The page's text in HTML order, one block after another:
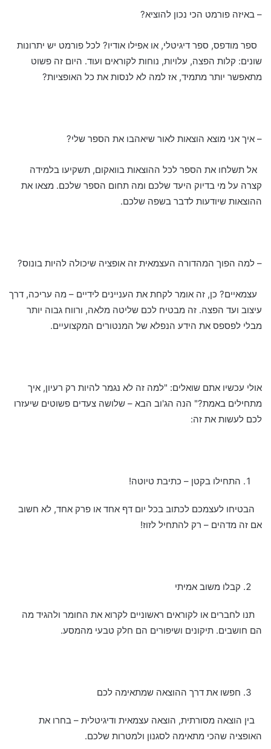
– באיזה פורמט הכי נכון להוציא?
ספר מודפס, ספר דיגיטלי, או אפילו אודיו? לכל פורמט יש יתרונות
שונים: קלות הפצה, עלויות, נוחות לקוראים ועוד. היום זה פשוט
מתאפשר יותר מתמיד, אז למה לא לנסות את כל האופציות?
– איך אני מוצא הוצאות לאור שיאהבו את הספר שלי?
אל תשלחו את הספר לכל ההוצאות בוואקום, תשקיעו בלמידה
קצרה על מי בדיוק היעד שלכם ומה תחום הספר שלכם. מצאו את
ההוצאות שיודעות לדבר בשפה שלכם.
– למה הפוך המהדורה העצמאית זה אופציה שיכולה להיות בונוס?
עצמאיים? כן, זה אומר לקחת את העניינים לידיים – מה עריכה, דרך
עיצוב ועד הפצה. זה מבטיח לכם שליטה מלאה, ורווח גבוה יותר
מבלי לפספס את הידע הנפלא של המנטורים המקצועיים.
אולי עכשיו אתם שואלים: "למה זה לא נגמר להיות רק רעיון, איך
מתחילים באמת?" הנה הג'וב הבא – שלושה צעדים פשוטים שיעזרו
לכם לעשות את זה:
התחילו בקטן – כתיבת טיוטה!
הבטיחו לעצמכם לכתוב בכל יום דף אחד או פרק אחד, לא חשוב
אם זה מדהים – רק להתחיל לזוז!
קבלו משוב אמיתי
תנו לחברים או לקוראים ראשוניים לקרוא את החומר ולהגיד מה
הם חושבים. תיקונים ושיפורים הם חלק טבעי מהמסע.
חפשו את דרך ההוצאה שמתאימה לכם
בין הוצאה מסורתית, הוצאה עצמאית ודיגיטלית – בחרו את
האופציה שהכי מתאימה לסגנון ולמטרות שלכם.